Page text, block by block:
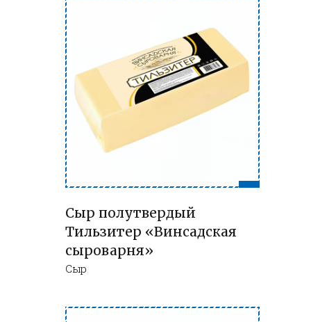
Сыр полутвердый
Тильзитер «Винсадская
сыроварня»
Сыр